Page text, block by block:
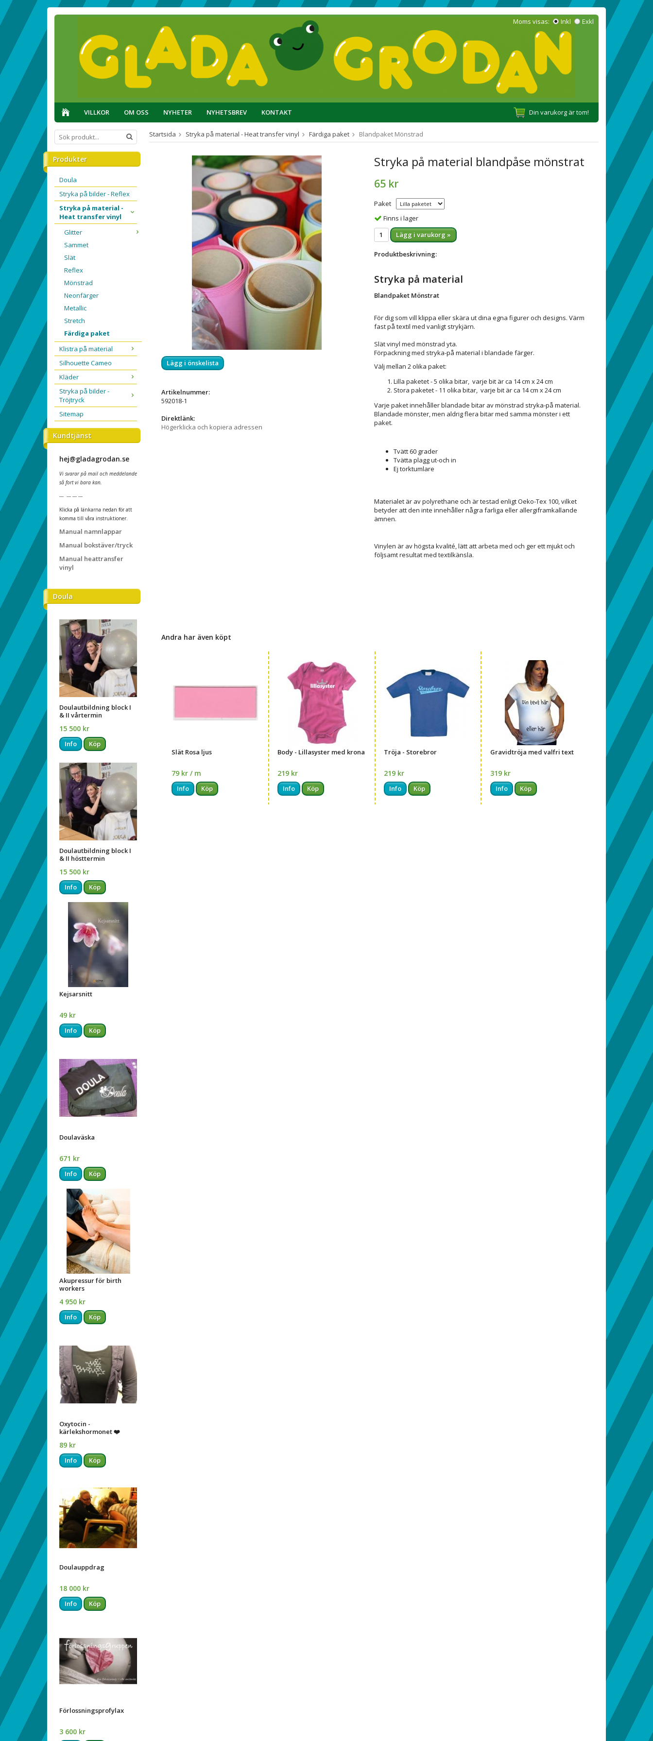
Moms visas: Inkl Exkl
VILLKOR OM OSS NYHETER NYHETSBREV KONTAKT Din varukorg är tom!
Produkter
Doula
Stryka på bilder - Reflex
Stryka på material -
Heat transfer vinyl
Glitter
Sammet
Slät
Reflex
Mönstrad
Neonfärger
Metallic
Stretch
Färdiga paket
Klistra på material
Silhouette Cameo
Kläder
Stryka på bilder -
Tröjtryck
Sitemap
Kundtjänst
hej@gladagrodan.se
Vi svarar på mail och meddelande
så fort vi bara kan.
--- --- --- ---
Klicka på länkarna nedan för att
komma till våra instruktioner.
Manual namnlappar
Manual bokstäver/tryck
Manual heattransfer
vinyl
Doula
Doulautbildning block I
& II vårtermin
15 500 kr
Info Köp
Doulautbildning block I
& II hösttermin
15 500 kr
Info Köp
Kejsarsnitt
49 kr
Info Köp
Doulaväska
671 kr
Info Köp
Akupressur för birth
workers
4 950 kr
Info Köp
Oxytocin -
kärlekshormonet ❤️
89 kr
Info Köp
Doulauppdrag
18 000 kr
Info Köp
Förlossningsprofylax
3 600 kr
Startsida Stryka på material - Heat transfer vinyl Färdiga paket Blandpaket Mönstrad
Stryka på material blandpåse mönstrat
65 kr
Paket
Finns i lager
Lägg i varukorg »
Produktbeskrivning:
Stryka på material
Blandpaket Mönstrat
För dig som vill klippa eller skära ut dina egna figurer och designs. Värm
fast på textil med vanligt strykjärn.
Slät vinyl med mönstrad yta.
Förpackning med stryka-på material i blandade färger.
Välj mellan 2 olika paket:
Lilla paketet - 5 olika bitar, varje bit är ca 14 cm x 24 cm
Stora paketet - 11 olika bitar, varje bit är ca 14 cm x 24 cm
Varje paket innehåller blandade bitar av mönstrad stryka-på material.
Blandade mönster, men aldrig flera bitar med samma mönster i ett
paket.
Tvätt 60 grader
Tvätta plagg ut-och in
Ej torktumlare
Materialet är av polyrethane och är testad enligt Oeko-Tex 100, vilket
betyder att den inte innehåller några farliga eller allergiframkallande
ämnen.
Vinylen är av högsta kvalité, lätt att arbeta med och ger ett mjukt och
följsamt resultat med textilkänsla.
Lägg i önskelista
Artikelnummer:
592018-1
Direktlänk:
Högerklicka och kopiera adressen
Andra har även köpt
Slät Rosa ljus
79 kr / m
Info Köp
Body - Lillasyster med krona
219 kr
Info Köp
Tröja - Storebror
219 kr
Info Köp
Gravidtröja med valfri text
319 kr
Info Köp